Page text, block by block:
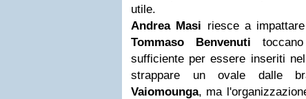
utile.
Andrea Masi riesce a
Tommaso Benvenuti
sufficiente per essere inseriti
strappare un ovale dalle
Vaiomounga, ma